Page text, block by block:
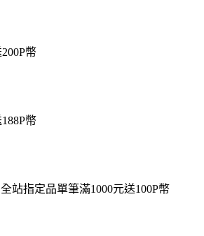
幣
幣
全站指定品單筆滿1000元送100P幣